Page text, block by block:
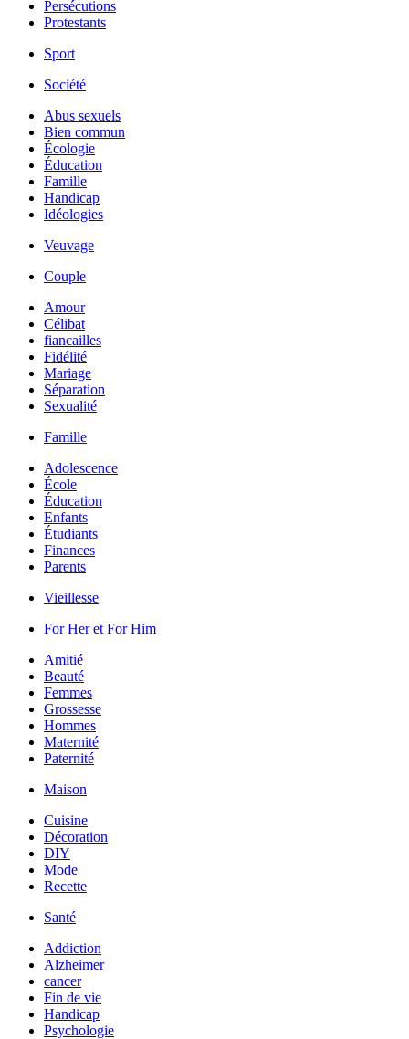
Persécutions
Protestants
Sport
Société
Abus sexuels
Bien commun
Écologie
Éducation
Famille
Handicap
Idéologies
Veuvage
Couple
Amour
Célibat
fiancailles
Fidélité
Mariage
Séparation
Sexualité
Famille
Adolescence
École
Éducation
Enfants
Étudiants
Finances
Parents
Vieillesse
For Her et For Him
Amitié
Beauté
Femmes
Grossesse
Hommes
Maternité
Paternité
Maison
Cuisine
Décoration
DIY
Mode
Recette
Santé
Addiction
Alzheimer
cancer
Fin de vie
Handicap
Psychologie